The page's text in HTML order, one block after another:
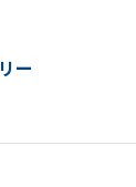
ー